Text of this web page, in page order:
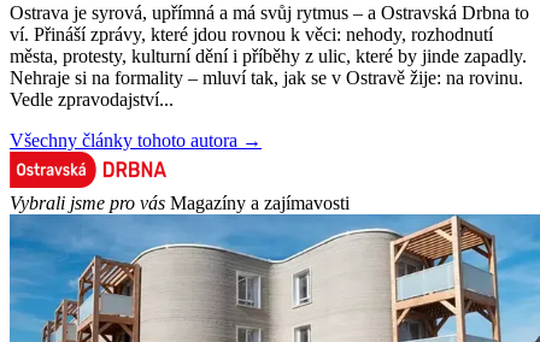
Ostrava je syrová, upřímná a má svůj rytmus – a Ostravská Drbna to
ví. Přináší zprávy, které jdou rovnou k věci: nehody, rozhodnutí
města, protesty, kulturní dění i příběhy z ulic, které by jinde zapadly.
Nehraje si na formality – mluví tak, jak se v Ostravě žije: na rovinu.
Vedle zpravodajství...
Všechny články tohoto autora →
Vybrali jsme pro vás Magazíny a zajímavosti